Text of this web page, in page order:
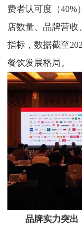
费者认可度（40%
店数量、品牌营
指标，数据截至
餐饮发展格局。
品牌实力突出